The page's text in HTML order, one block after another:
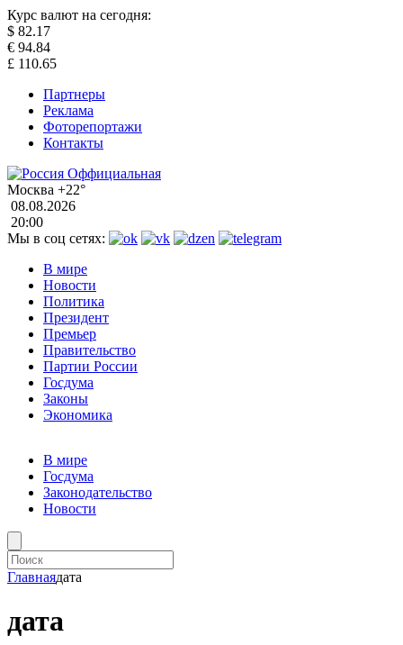
Курс валют на сегодня:
$ 82.17
€ 94.84
£ 110.65
Партнеры
Реклама
Фоторепортажи
Контакты
Москва +22°
08.08.2026
20:00
Мы в соц сетях:
В мире
Новости
Политика
Президент
Премьер
Правительство
Партии России
Госдума
Законы
Экономика
В мире
Госдума
Законодательство
Новости
Главнаядата
дата